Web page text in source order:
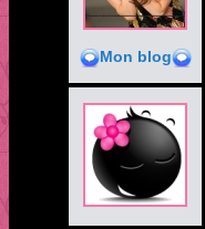
Mon blog